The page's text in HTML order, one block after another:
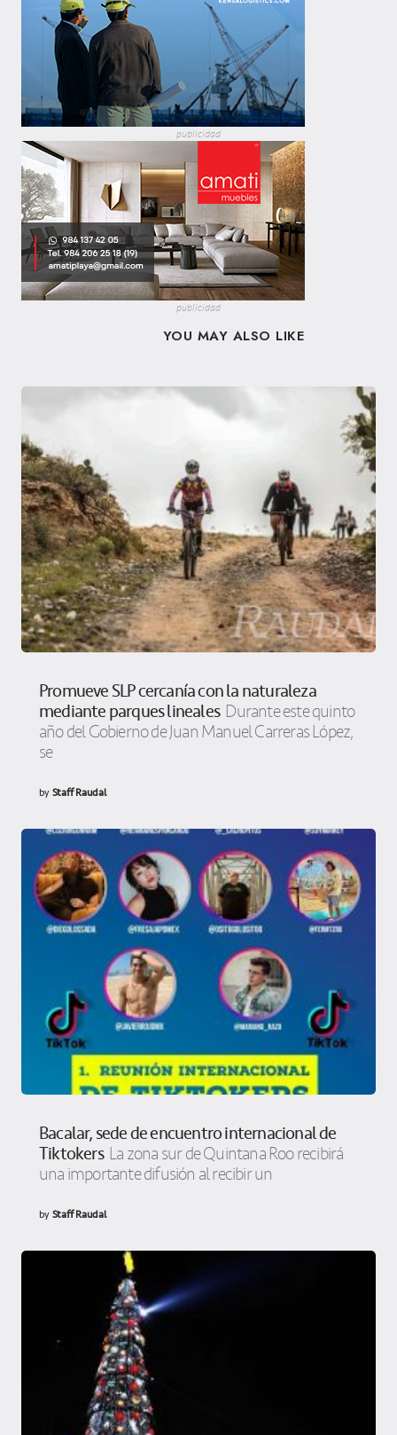
publicidad
publicidad
YOU MAY ALSO LIKE
Promueve SLP cercanía con la naturaleza
mediante parques lineales Durante este quinto
año del Gobierno de Juan Manuel Carreras López,
se
byStaff Raudal
Bacalar, sede de encuentro internacional de
Tiktokers La zona sur de Quintana Roo recibirá
una importante difusión al recibir un
byStaff Raudal